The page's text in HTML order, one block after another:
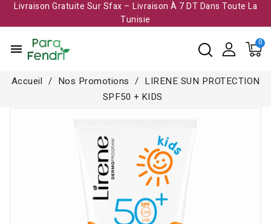
Livraison Gratuite Sur Sfax – Livraison À 7 DT Dans Toute La
Tunisie​
menu
Accueil Nos Promotions
LIRENE SUN PROTECTION
SPF50 + KIDS